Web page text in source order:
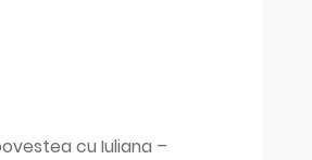
cu Iuliana –